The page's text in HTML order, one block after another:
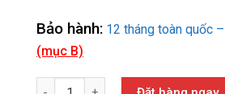
Bảo hành: 12 tháng toàn quốc –
(mục B)
LAPTOP NEW HP 14 DQ2055WM (I3